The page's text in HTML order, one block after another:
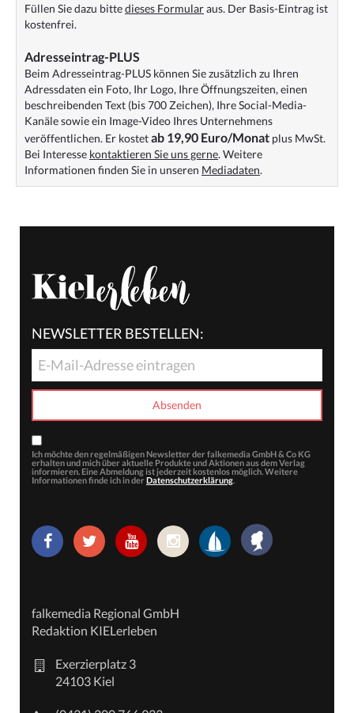
Füllen Sie dazu bittedieses Formularaus. Der Basis-Eintrag ist
kostenfrei.
Adresseintrag-PLUS
Beim Adresseintrag-PLUS können Sie zusätzlich zu Ihren
Adressdaten ein Foto, Ihr Logo, Ihre Öffnungszeiten, einen
beschreibenden Text (bis 700 Zeichen), Ihre Social-Media-
Kanäle sowie ein Image-Video Ihres Unternehmens
veröffentlichen. Er kostetab 19,90 Euro/Monat plus MwSt.
Bei Interesse kontaktieren Sie uns gerne. Weitere
Informationen finden Sie in unseren Mediadaten.
NEWSLETTER BESTELLEN:
Ich möchte den regelmäßigen Newsletter der falkemedia GmbH & Co KG
erhalten und mich über aktuelle Produkte und Aktionen aus dem Verlag
informieren. Eine Abmeldung ist jederzeit kostenlos möglich. Weitere
Informationen finde ich in der Datenschutzerklärung.
falkemedia Regional GmbH
Redaktion KIELerleben
Exerzierplatz 3
24103 Kiel